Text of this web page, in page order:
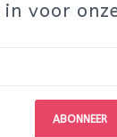
voor
ABONNEER